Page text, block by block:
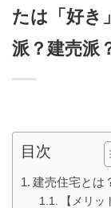
たは「好き
派？建売派
目次
建売住宅とは
【メリッ